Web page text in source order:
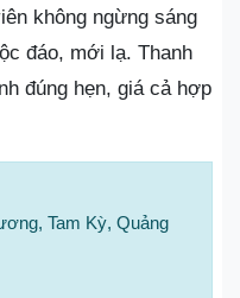
không ngừng sáng
đáo, mới lạ. Thanh
đúng hẹn, giá cả hợp
Tam Kỳ, Quảng